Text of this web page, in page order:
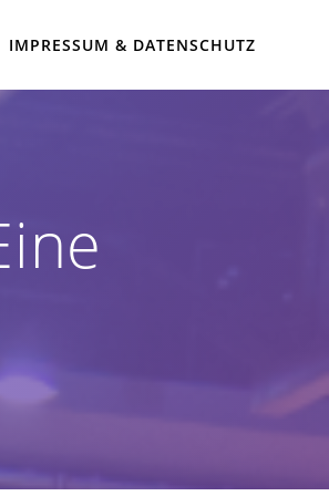
IMPRESSUM & DATENSCHUTZ